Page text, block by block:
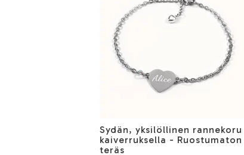
Sydän, yksilöllinen rannekoru
kaiverruksella - Ruostumaton
teräs